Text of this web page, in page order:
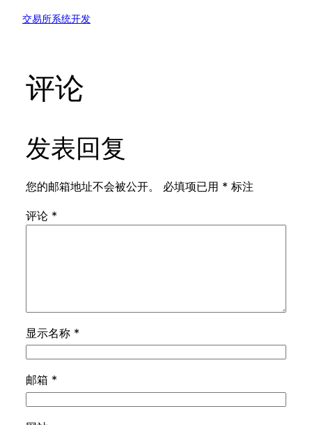
交易所系统开发
评论
发表回复
您的邮箱地址不会被公开。 必填项已用 * 标注
评论 *
显示名称 *
邮箱 *